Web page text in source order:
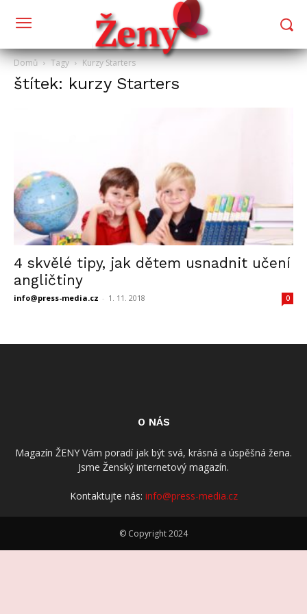
Domů Tagy Kurzy Starters
štítek: kurzy Starters
4 skvělé tipy, jak dětem usnadnit učení
angličtiny
info@press-media.cz - 1. 11. 2018 0
O NÁS
Magazín ŽENY Vám poradí jak být svá, krásná a úspěšná žena.
Jsme Ženský internetový magazín.
Kontaktujte nás: info@press-media.cz
© Copyright 2024